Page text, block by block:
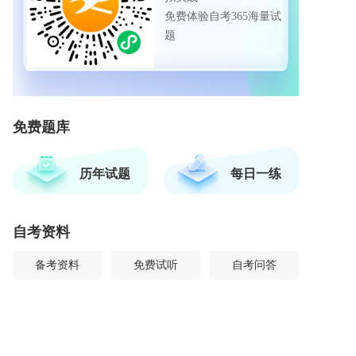
免费体验自考365海量试
题
免费题库
历年试题 每日一练
自考资料
备考资料 免费试听 自考问答